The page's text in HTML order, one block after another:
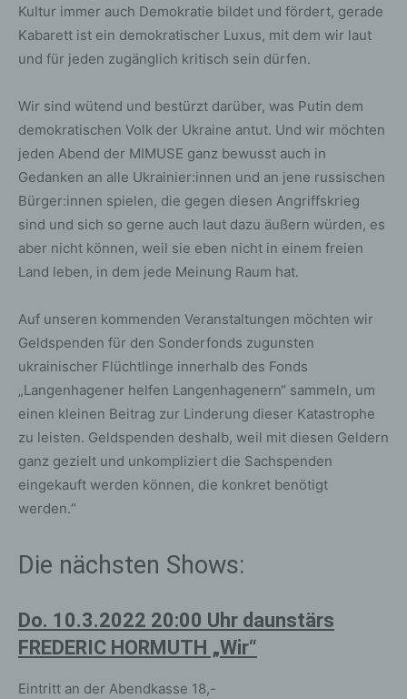
Kultur immer auch Demokratie bildet und fördert, gerade
Kabarett ist ein demokratischer Luxus, mit dem wir laut
und für jeden zugänglich kritisch sein dürfen.
Wir sind wütend und bestürzt darüber, was Putin dem
demokratischen Volk der Ukraine antut. Und wir möchten
jeden Abend der MIMUSE ganz bewusst auch in
Gedanken an alle Ukrainier:innen und an jene russischen
Bürger:innen spielen, die gegen diesen Angriffskrieg
sind und sich so gerne auch laut dazu äußern würden, es
aber nicht können, weil sie eben nicht in einem freien
Land leben, in dem jede Meinung Raum hat.
Auf unseren kommenden Veranstaltungen möchten wir
Geldspenden für den Sonderfonds zugunsten
ukrainischer Flüchtlinge innerhalb des Fonds
„Langenhagener helfen Langenhagenern“ sammeln, um
einen kleinen Beitrag zur Linderung dieser Katastrophe
zu leisten. Geldspenden deshalb, weil mit diesen Geldern
ganz gezielt und unkompliziert die Sachspenden
eingekauft werden können, die konkret benötigt
werden.“
Die nächsten Shows:
Do. 10.3.2022 20:00 Uhr daunstärs
FREDERIC HORMUTH „Wir“
Eintritt an der Abendkasse 18,-